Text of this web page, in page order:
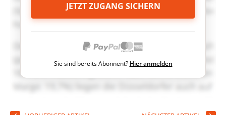
JETZT ZUGANG SICHERN
Sie sind bereits Abonnent? Hier anmelden